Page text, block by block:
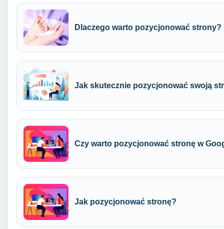
Dlaczego warto pozycjonować strony?
Jak skutecznie pozycjonować swoją
Czy warto pozycjonować stronę w
Jak pozycjonować stronę?